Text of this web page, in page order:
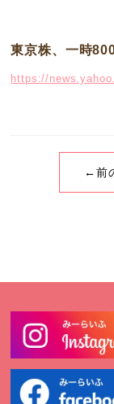
東京株、一時
https://
←前